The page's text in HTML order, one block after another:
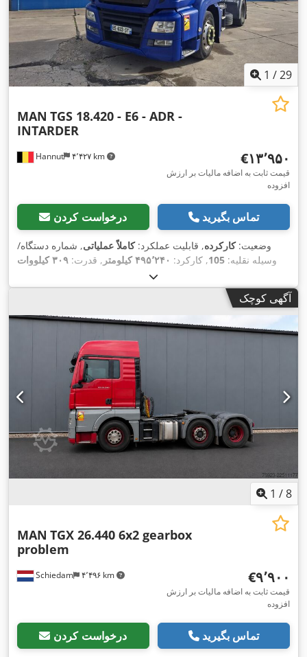
1 /29
Hannut ۴٬۴۲۷ km
MAN TGS 18.420 - E6 - ADR -
INTARDER
‎€۱۳٬۹۵۰
قیمت ثابت به اضافه مالیات بر ارزش
افزوده
درخواست کردن تماس بگیرید
وضعیت:کارکرده, قابلیت عملکرد:کاملاً عملیاتی, شماره دستگاه/
وسیله نقلیه: 105, کارکرد: ۴۹۵٬۲۴۰ کیلومتر , قدرت:
۳۰۹ کیلووات
, ثبت‌نام اولیه:۱۲/۲۰۱۷
خالی:۷٬۲۶۷ کیلوگرم , وزن کل:۱۹٬۰۰۰ کیلوگرم , سایز تایر:315/70
, فاصله بین دو محور:
بازرسی بعدی (TÜV):۱۱/۲۰۲۶ , سوخت:
آبی, کابین راننده:کابین خواب, نوع چرخ‌دنده:
, تعداد صندلی‌ها:
۲۰۱۷, تجهیزات:EBS (سیستم ترمز الکترونیکی), اِی‌بی‌اِس‎, بخاری
پارکینگ, برنامه پایداری الکترونیکی (ESP), تهویه مطبوع, سوابق کامل
سرویس, فرمان هیدرولیک, کروز کنترل, کنترل کشش, کولر پارکینگ ,
آگهی کوچک
1 /8
Schiedam ۴٬۴۹۶ km
MAN TGX 26.440 6x2 gearbox
problem
‎€۹٬۹۰۰
قیمت ثابت به اضافه مالیات بر ارزش
افزوده
درخواست کردن تماس بگیرید